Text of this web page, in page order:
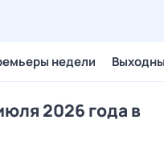
недели
2026 года в